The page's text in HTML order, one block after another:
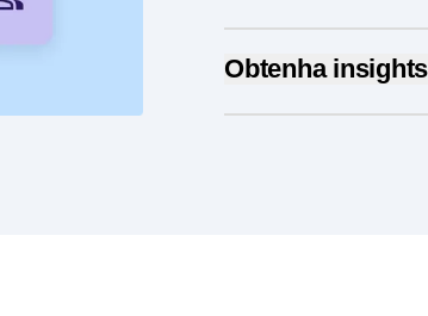
Simplifique a
Gerencie
cliques.
Obtenha
Compreendaa